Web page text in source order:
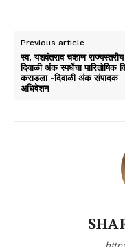
Previous article
स्‍व. यशवंतराव चव्‍हाण राज्‍यस्‍तरीय
दिवाळी अंक स्‍पर्धेचा पारितोषिक
कराडला -दिवाळी अंक संपादक
अधिवेशन